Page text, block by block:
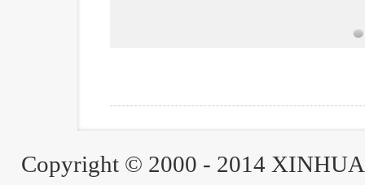
Copyright © 2000 - 2014